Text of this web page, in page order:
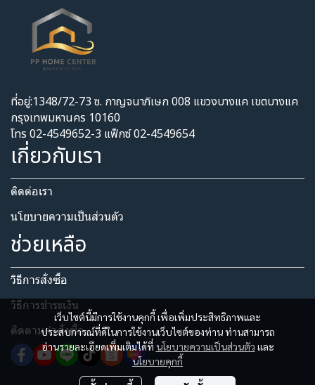
เว็บไซต์นี้มีการใช้งานคุกกี้ เพื่อเพิ่มประสิทธิภาพและ
ประสบการณ์ที่ดีในการใช้งานเว็บไซต์ของท่าน ท่านสามารถ
อ่านรายละเอียดเพิ่มเติมได้ที่ นโยบายความเป็นส่วนตัว และ
นโยบายคุกกี้
ที่อยู่:1348/72-73 ซ. กาญจนาภิเษก 008 แขวงบางแค เขตบางแค
กรุงเทพมหานคร 10160
โทร 02-4549652-3 แฟ็กซ์ 02-4549654
เกี่ยวกับเรา
ติดต่อเรา
นโยบายความเป็นส่วนตัว​
ช่วยเหลือ
วิธีการสั่งซื้อ
วิธีการชำระเงิน
ติดตามคำสั่งซื้อ